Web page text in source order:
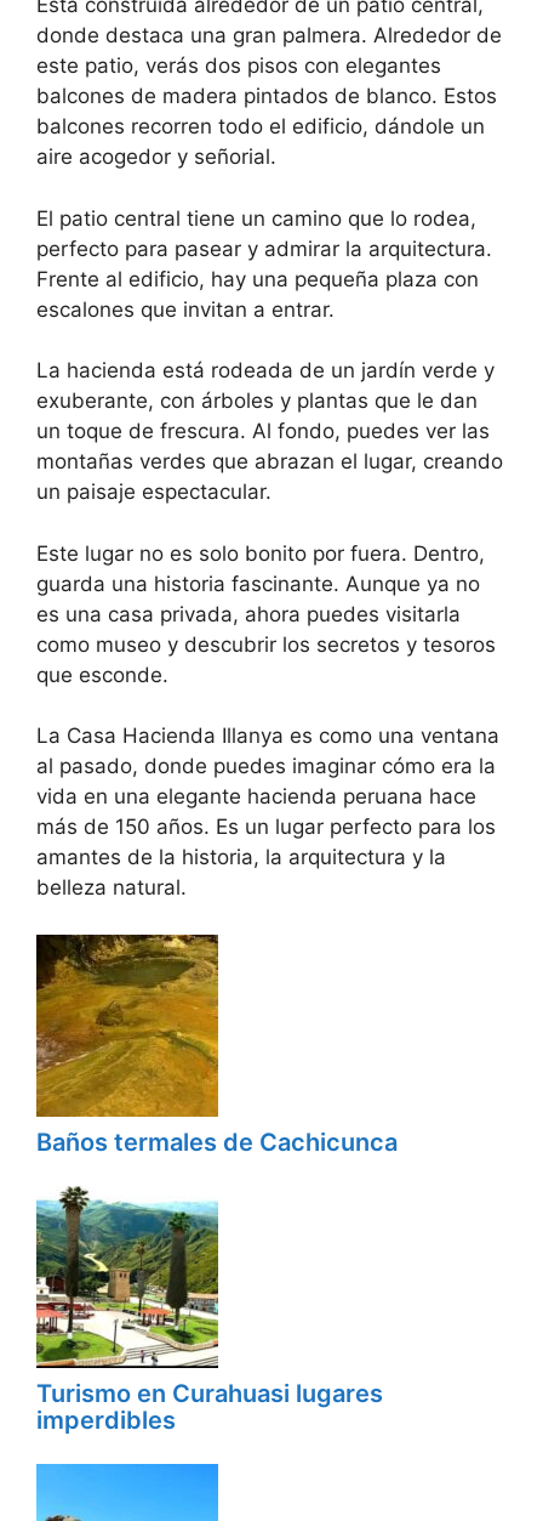
Está construida alrededor de un patio central,
donde destaca una gran palmera. Alrededor de
este patio, verás dos pisos con elegantes
balcones de madera pintados de blanco. Estos
balcones recorren todo el edificio, dándole un
aire acogedor y señorial.
El patio central tiene un camino que lo rodea,
perfecto para pasear y admirar la arquitectura.
Frente al edificio, hay una pequeña plaza con
escalones que invitan a entrar.
La hacienda está rodeada de un jardín verde y
exuberante, con árboles y plantas que le dan
un toque de frescura. Al fondo, puedes ver las
montañas verdes que abrazan el lugar, creando
un paisaje espectacular.
Este lugar no es solo bonito por fuera. Dentro,
guarda una historia fascinante. Aunque ya no
es una casa privada, ahora puedes visitarla
como museo y descubrir los secretos y tesoros
que esconde.
La Casa Hacienda Illanya es como una ventana
al pasado, donde puedes imaginar cómo era la
vida en una elegante hacienda peruana hace
más de 150 años. Es un lugar perfecto para los
amantes de la historia, la arquitectura y la
belleza natural.
Baños termales de Cachicunca
Turismo en Curahuasi lugares
imperdibles